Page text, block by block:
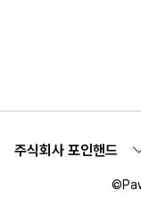
주식회사 포인핸드